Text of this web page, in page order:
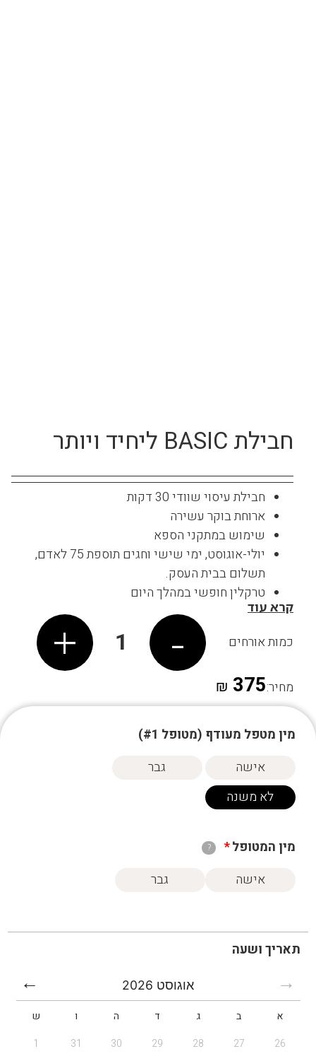
חבילת BASIC ליחיד ויותר
חבילת עיסוי שוודי 30 דקות
ארוחת בוקר עשירה
שימוש במתקני הספא
יולי-אוגוסט, ימי שישי וחגים תוספת 75 לאדם,
תשלום בבית העסק.
טרקלין חופשי במהלך היום
קרא עוד
כמות אורחים -
1
+
מחיר:375
₪
מין מטפל מעודף (מטופל # 1
)
אישה
גבר
לא משנה
מין המטופל*
?
אישה גבר
תאריך ושעה
אוגוסט 2026
א ב ג ד ה ו
ש
26
27
28
29
30
31
1